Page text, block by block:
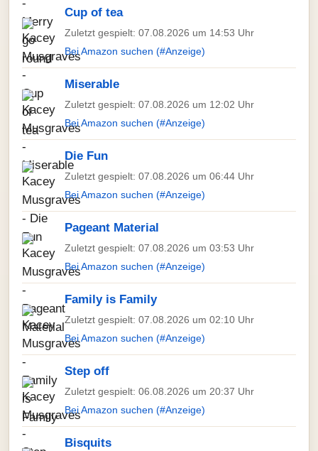
Cup of tea
Zuletzt gespielt: 07.08.2026 um 14:53 Uhr
Bei Amazon suchen (#Anzeige)
Miserable
Zuletzt gespielt: 07.08.2026 um 12:02 Uhr
Bei Amazon suchen (#Anzeige)
Die Fun
Zuletzt gespielt: 07.08.2026 um 06:44 Uhr
Bei Amazon suchen (#Anzeige)
Pageant Material
Zuletzt gespielt: 07.08.2026 um 03:53 Uhr
Bei Amazon suchen (#Anzeige)
Family is Family
Zuletzt gespielt: 07.08.2026 um 02:10 Uhr
Bei Amazon suchen (#Anzeige)
Step off
Zuletzt gespielt: 06.08.2026 um 20:37 Uhr
Bei Amazon suchen (#Anzeige)
Bisquits